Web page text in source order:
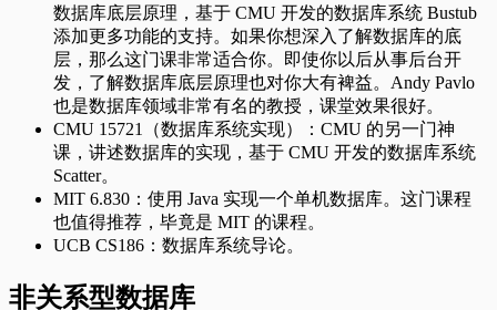
数据库底层原理，基于 CMU 开发的数据库系统 Bustub
添加更多功能的支持。如果你想深入了解数据库的底
层，那么这门课非常适合你。即使你以后从事后台开
发，了解数据库底层原理也对你大有裨益。Andy Pavlo
也是数据库领域非常有名的教授，课堂效果很好。
CMU 15721（数据库系统实现）：CMU 的另一门神
课，讲述数据库的实现，基于 CMU 开发的数据库系统
Scatter。
MIT 6.830：使用 Java 实现一个单机数据库。这门课程
也值得推荐，毕竟是 MIT 的课程。
UCB CS186：数据库系统导论。
非关系型数据库